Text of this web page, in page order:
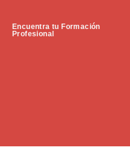
Encuentra tu Formación
Profesional